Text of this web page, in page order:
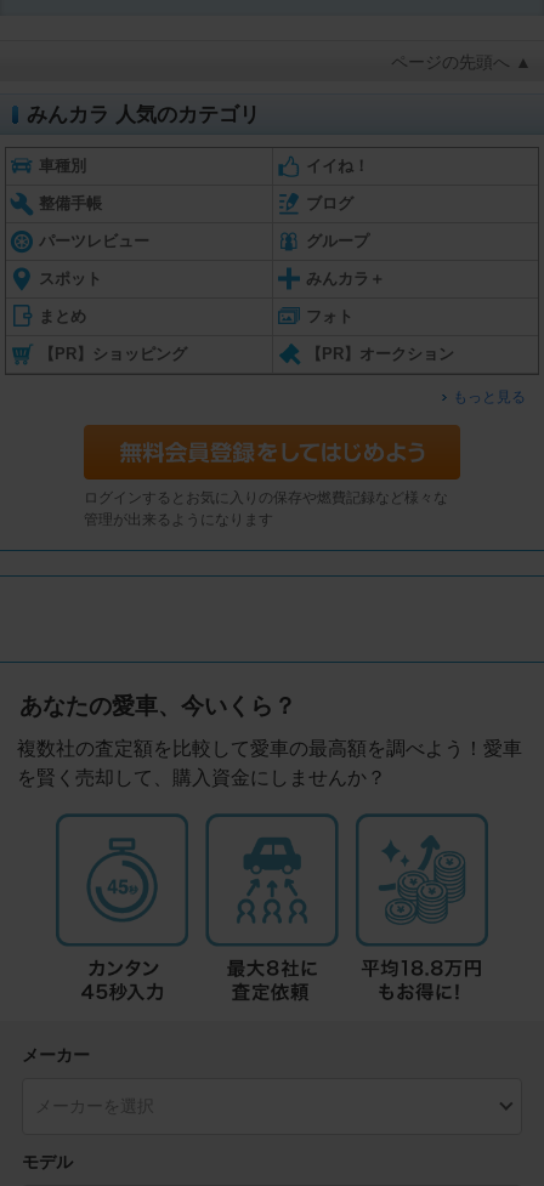
ページの先頭へ ▲
みんカラ 人気のカテゴリ
車種別 イイね！
整備手帳 ブログ
パーツレビュー グループ
スポット みんカラ＋
まとめ フォト
【PR】ショッピング 【PR】オークション
もっと見る
ログインするとお気に入りの保存や燃費記録など様々な
管理が出来るようになります
あなたの愛車、今いくら？
複数社の査定額を比較して愛車の最高額を調べよう！愛車
を賢く売却して、購入資金にしませんか？
メーカー
モデル